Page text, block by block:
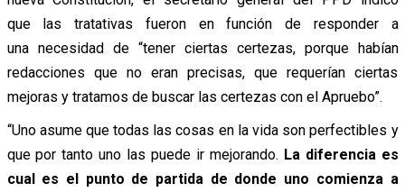
que las tratativas fueron en función de responder a
una necesidad de “tener ciertas certezas, porque habían
redacciones que no eran precisas, que requerían ciertas
mejoras y tratamos de buscar las certezas con el Apruebo”.
“Uno asume que todas las cosas en la vida son perfectibles y
que por tanto uno las puede ir mejorando. La diferencia es
cual es el punto de partida de donde uno comienza a